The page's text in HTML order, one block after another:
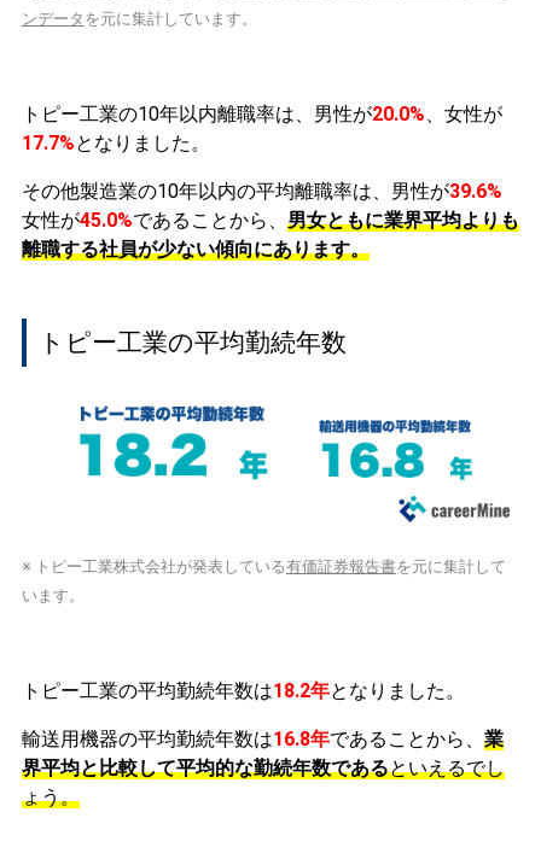
ンデータ を元に集計しています。
トピー工業の10年以内離職率は、男性が20.0% 、女性が
17.7%となりました。
その他製造業の10年以内の平均離職率は、男性が39.6%
女性が45.0%であることから、 男女ともに業界平均よりも
離職する社員が少ない傾向にあります。
トピー工業の平均勤続年数
※ トピー工業株式会社が発表している有価証券報告書を元に集計して
います。
トピー工業の平均勤続年数は18.2年となりました。
輸送用機器の平均勤続年数は16.8年であることから、 業
界平均と比較して平均的な勤続年数であるといえるでし
ょう。